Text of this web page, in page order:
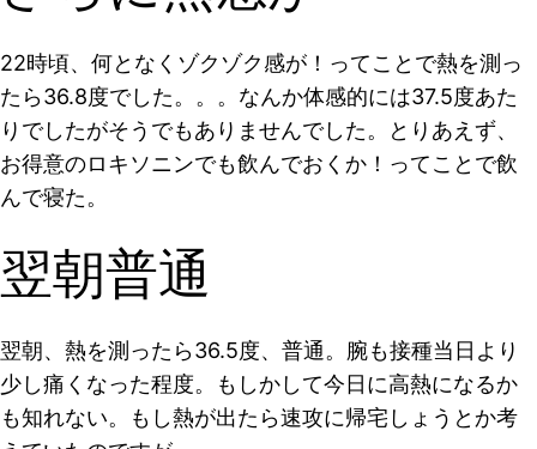
22時頃、何となくゾクゾク感が！ってことで熱を測っ
たら36.8度でした。。。なんか体感的には37.5度あた
りでしたがそうでもありませんでした。とりあえず、
お得意のロキソニンでも飲んでおくか！ってことで飲
んで寝た。
翌朝普通
翌朝、熱を測ったら36.5度、普通。腕も接種当日より
少し痛くなった程度。もしかして今日に高熱になるか
も知れない。もし熱が出たら速攻に帰宅しょうとか考